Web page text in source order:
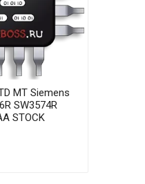
MT Siemens
SW3574R
STOCK